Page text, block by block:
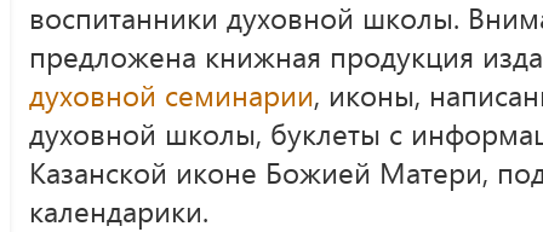
воспитанники духовной школы.
предложена книжная продукция
духовной семинарии, иконы,
духовной школы, буклеты с
Казанской иконе Божией Матери,
календарики.